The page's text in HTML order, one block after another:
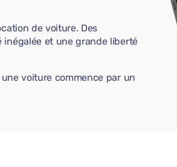
de voiture. Des
inégalée et une grande liberté
voiture commence par un